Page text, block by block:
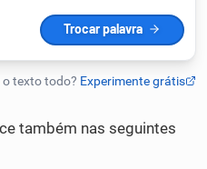
também nas seguintes